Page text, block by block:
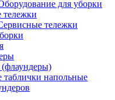
для уборки
тележки
напольные